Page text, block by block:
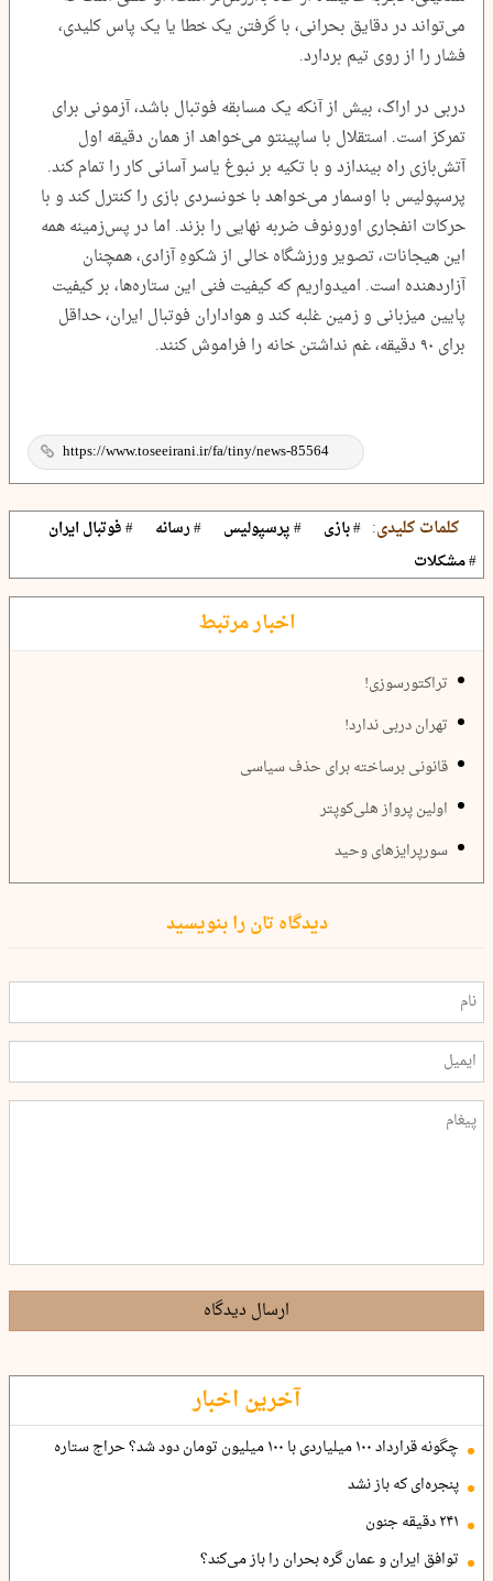
می‌تواند در دقایق بحرانی، با گرفتن یک خطا یا یک پاس کلیدی،
فشار را از روی تیم بردارد.
دربی در اراک، بیش از آنکه یک مسابقه فوتبال باشد، آزمونی برای
تمرکز است. استقلال با ساپینتو می‌خواهد از همان دقیقه اول
آتش‌بازی راه بیندازد و با تکیه بر نبوغ یاسر آسانی کار را تمام کند.
پرسپولیس با اوسمار می‌خواهد با خونسردی بازی را کنترل کند و با
حرکات انفجاری اورونوف ضربه نهایی را بزند. اما در پس‌زمینه همه
این هیجانات، تصویر ورزشگاه خالی از شکوهِ آزادی، همچنان
آزاردهنده است. امیدواریم که کیفیت فنی این ستاره‌ها، بر کیفیت
پایین میزبانی و زمین غلبه کند و هواداران فوتبال ایران، حداقل
برای ۹۰‌ دقیقه، غم نداشتن خانه را فراموش کنند.
کلمات کلیدی: # بازی # پرسپولیس # رسانه
# فوتبال ایران
# مشکلات
اخبار مرتبط
تراکتورسوزی!
تهران دربی ندارد!
قانونی برساخته برای حذف سیاسی
اولین پرواز هلی‌کوپتر
سورپرایزهای وحید
دیدگاه تان را بنویسید
ارسال دیدگاه
آخرین اخبار
چگونه قرارداد ۱۰۰ میلیاردی با ۱۰۰ میلیون تومان دود شد؟ حراج ستاره
پنجره‌ای که باز نشد
۲۴۱ دقیقه جنون
توافق ایران و عمان گره بحران را باز می‌کند؟